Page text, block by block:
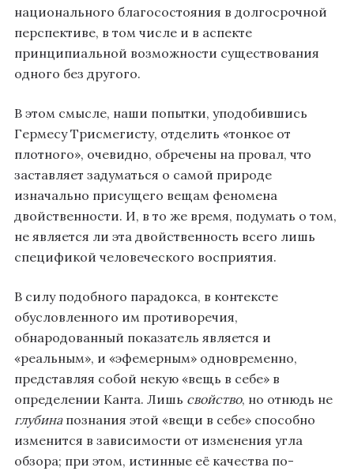
национального благосостояния в долгосрочной
перспективе, в том числе и в аспекте
принципиальной возможности существования
одного без другого.
В этом смысле, наши попытки, уподобившись
Гермесу Трисмегисту, отделить «тонкое от
плотного», очевидно, обречены на провал, что
заставляет задуматься о самой природе
изначально присущего вещам феномена
двойственности. И, в то же время, подумать о том,
не является ли эта двойственность всего лишь
спецификой человеческого восприятия.
В силу подобного парадокса, в контексте
обусловленного им противоречия,
обнародованный показатель является и
«реальным», и «эфемерным» одновременно,
представляя собой некую «вещь в себе» в
определении Канта. Лишь свойство, но отнюдь не
глубина познания этой «вещи в себе» способно
изменится в зависимости от изменения угла
обзора; при этом, истинные её качества по-